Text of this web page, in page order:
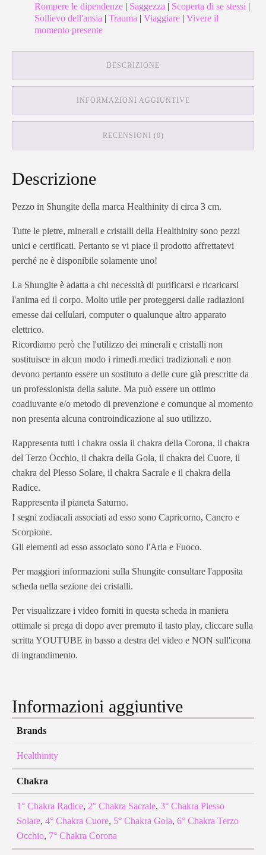
Rompere le dipendenze | Saggezza | Scoperta di se stessi |
Sollievo dell'ansia | Trauma | Viaggiare | Vivere il
momento presente
DESCRIZIONE
INFORMAZIONI AGGIUNTIVE
RECENSIONI (0)
Descrizione
Pezzo in Shungite della marca Healthinity di circa 3 cm.
Tutte le pietre, minerali e cristalli della Healthinity sono pezzi
unici e certificati. Pertanto se vi piace il prodotto affrettatevi
perché ne è disponibile solamente uno!
La Shungite è adatta a chi necessità di purificarsi e ricaricarsi
l'anima ed il corpo. Molto utile per proteggersi dalle radiazioni
emesse dai cellulari, computer o qualunque altro apparato
elettrico.
Ricordiamo però che l'utilizzo dei minerali e cristalli non
sostituisce in alcun modo i rimedi medici tradizionali e non
devono pertanto essere un sostituto a delle cure già prescritte da
un professionista della salute. Ma può essere un ottimo
coadiuvante e/o metodo di prevenzione e comunque al momento
non presenta alcuna controindicazione al suo utilizzo.
Rappresenta tutti i chakra ossia il chakra della Corona, il chakra
del Terzo Occhio, il chakra della Gola, il chakra del Cuore, il
chakra del Plesso Solare, il chakra Sacrale e il chakra della
Radice.
Rappresenta il pianeta Saturno.
I segni zodiacali associati ad esso sono Capricorno, Cancro e
Scorpione.
Gli elementi ad esso associato sono l'Aria e Fuoco.
Per maggiori informazioni sulla Shungite consultare l'apposita
scheda nella sezione dei cristalli.
Per visualizzare i video forniti in questa scheda in maniera
ottimale si prega di dopo aver premuto il tasto play, cliccare sulla
scritta YOUTUBE in basso a destra del video e NON sull'icona
di ingrandimento.
Informazioni aggiuntive
Brands
Healthinity
Chakra
1° Chakra Radice, 2° Chakra Sacrale, 3° Chakra Plesso
Solare, 4° Chakra Cuore, 5° Chakra Gola, 6° Chakra Terzo
Occhio, 7° Chakra Corona